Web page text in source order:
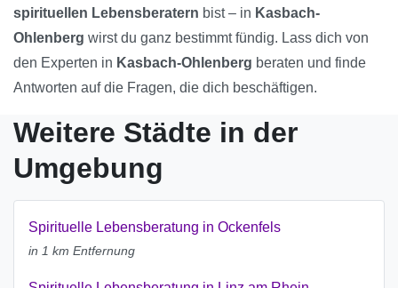
spirituellen Lebensberatern bist – in Kasbach-
Ohlenberg wirst du ganz bestimmt fündig. Lass dich von
den Experten in Kasbach-Ohlenberg beraten und finde
Antworten auf die Fragen, die dich beschäftigen.
Weitere Städte in der
Umgebung
Spirituelle Lebensberatung in Ockenfels
in 1 km Entfernung